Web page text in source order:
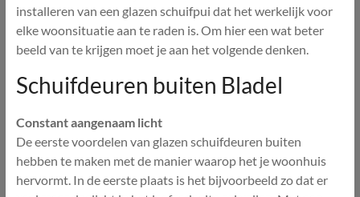
installeren van een glazen schuifpui dat het werkelijk voor
elke woonsituatie aan te raden is. Om hier een wat beter
beeld van te krijgen moet je aan het volgende denken.
Schuifdeuren buiten Bladel
Constant aangenaam licht
De eerste voordelen van glazen schuifdeuren buiten
hebben te maken met de manier waarop het je woonhuis
hervormt. In de eerste plaats is het bijvoorbeeld zo dat er